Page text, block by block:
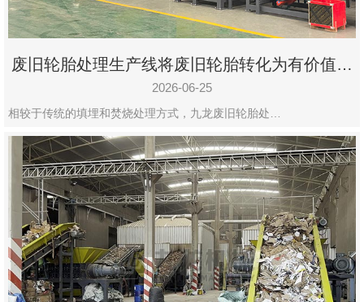
废旧轮胎处理生产线将废旧轮胎转化为有价值的
资源
2026-06-25
相较于传统的填埋和焚烧处理方式，九龙废旧轮胎处…